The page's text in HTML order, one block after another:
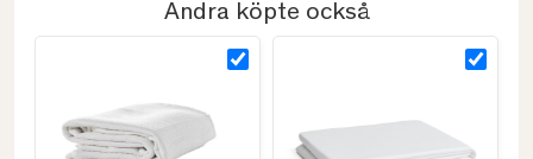
Andra köpte också